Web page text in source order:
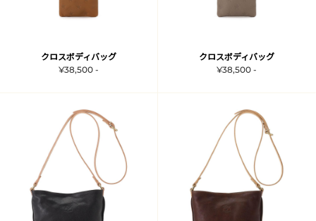
クロスボディバッグ
¥38,500 -
クロスボディバッグ
¥38,500 -